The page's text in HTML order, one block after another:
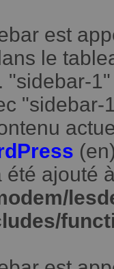
est
le
"sidebar-
"sidebar-
été ajouté